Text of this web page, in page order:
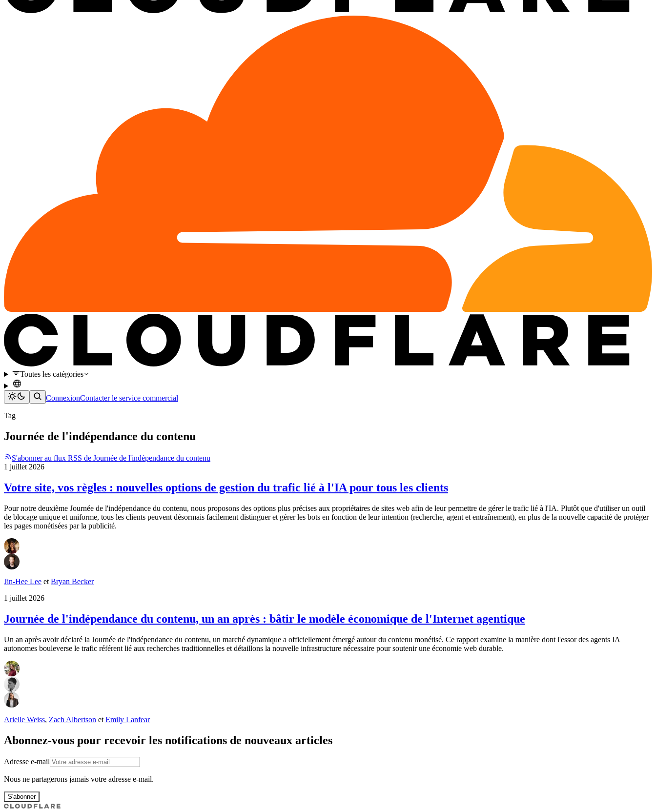
Toutes les catégories
ConnexionContacter le service commercial
Tag
Journée de l'indépendance du contenu
S'abonner au flux RSS de Journée de l'indépendance du contenu
1 juillet 2026
Votre site, vos règles : nouvelles options de gestion du trafic lié à l'IA pour tous les clients
Pour notre deuxième Journée de l'indépendance du contenu, nous proposons des options plus précises aux propriétaires de sites web afin de leur permettre de gérer le trafic lié à l'IA. Plutôt que d'utiliser un outil
de blocage unique et uniforme, tous les clients peuvent désormais facilement distinguer et gérer les bots en fonction de leur intention (recherche, agent et entraînement), en plus de la nouvelle capacité de protéger
les pages monétisées par la publicité.
Jin-Hee Lee et Bryan Becker
1 juillet 2026
Journée de l'indépendance du contenu, un an après : bâtir le modèle économique de l'Internet agentique
Un an après avoir déclaré la Journée de l'indépendance du contenu, un marché dynamique a officiellement émergé autour du contenu monétisé. Ce rapport examine la manière dont l'essor des agents IA
autonomes bouleverse le trafic référent lié aux recherches traditionnelles et détaillons la nouvelle infrastructure nécessaire pour soutenir une économie web durable.
Arielle Weiss, Zach Albertson et Emily Lanfear
Abonnez-vous pour recevoir les notifications de nouveaux articles
Adresse e-mail
Nous ne partagerons jamais votre adresse e-mail.
S'abonner